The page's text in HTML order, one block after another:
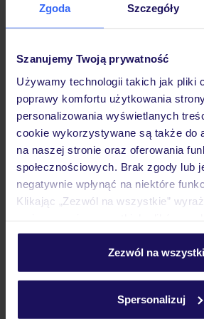
Zgoda Szczegóły
Szanujemy Twoją prywatność
Używamy technologii takich jak pliki
poprawy komfortu użytkowania
personalizowania wyświetlanych
cookie wykorzystywane są także do
na naszej stronie oraz oferowania
społecznościowych. Brak zgody lub
negatywnie wpłynąć na niektóre
Klikając „Zezwól na wszystkie”
personalizować swój wybór
Szczegółowe informacje o plikach
Zezwól na
Spersonalizuj
Hotel
Pokoje
Wyżywienie
Atrakcje
Ważne informacje
Często zadawane pytania